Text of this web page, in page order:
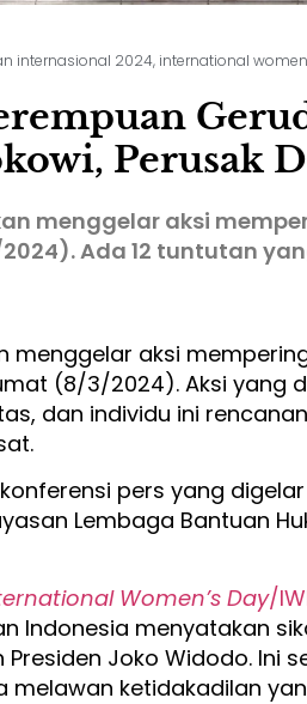
internasional 2024, international
Perusak
menggelar aksi
Ada 12 tuntutan
menggelar aksi
(8/3/2024). Aksi yang
dan individu ini
pers yang
Lembaga Bantuan
Women’s Day/
Indonesia menyatakan
Joko Widodo. Ini
melawan ketidakadilan